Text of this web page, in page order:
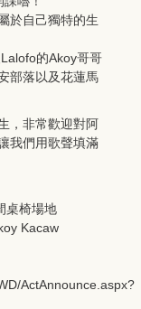
於自己獨特的生
的Akoy哥哥
部落以及花蓮馬
，非常歡迎對阿
我們用歌聲填滿
桌椅場地
Kacaw
ActAnnounce.aspx?